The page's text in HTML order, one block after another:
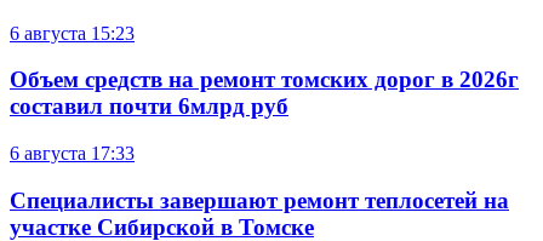
6 августа 15:23
Объем средств на ремонт томских дорог в 2026г
составил почти 6млрд руб
6 августа 17:33
Специалисты завершают ремонт теплосетей на
участке Сибирской в Томске